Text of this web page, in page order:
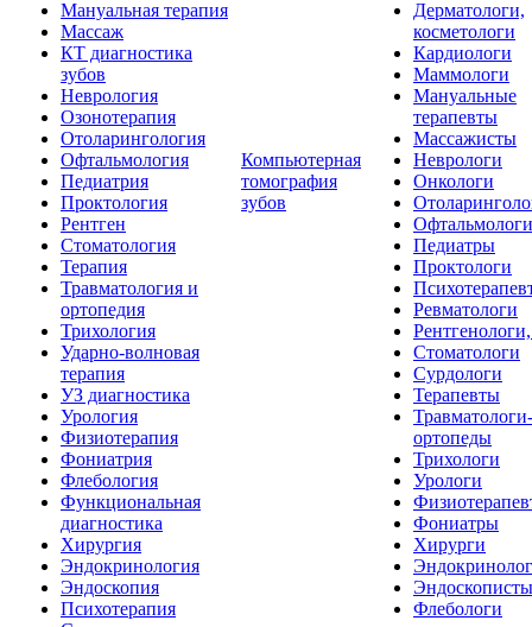
Мануальная терапия
Массаж
КТ диагностика
зубов
Неврология
Озонотерапия
Отоларингология
Офтальмология
Педиатрия
Проктология
Рентген
Стоматология
Терапия
Травматология и
ортопедия
Трихология
Ударно-волновая
терапия
УЗ диагностика
Урология
Физиотерапия
Фониатрия
Флебология
Функциональная
диагностика
Хирургия
Эндокринология
Эндоскопия
Психотерапия
Компьютерная
томография
зубов
Дерматологи,
косметологи
Кардиологи
Маммологи
Мануальные
терапевты
Массажисты
Неврологи
Онкологи
Офтальмологи
Педиатры
Проктологи
Ревматологи
Стоматологи
Сурдологи
Терапевты
Травматологи-
ортопеды
Трихологи
Урологи
Фониатры
Хирурги
Эндоскописты
Флебологи